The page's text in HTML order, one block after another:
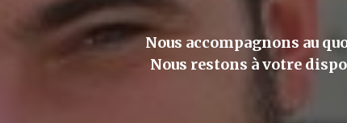
Nous accompagnons au
Nous restons à votre